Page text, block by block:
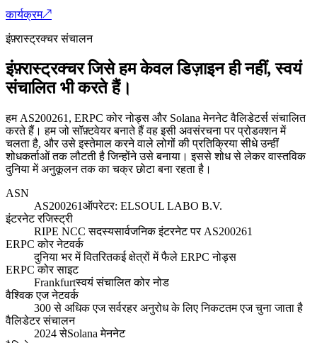
कार्यक्रम↗
इंफ़्रास्ट्रक्चर संचालन
इंफ़्रास्ट्रक्चर जिसे हम केवल डिज़ाइन ही नहीं, स्वयं
संचालित भी करते हैं।
हम AS200261, ERPC कोर नोड्स और Solana मेननेट वैलिडेटर्स संचालित
करते हैं। हम जो सॉफ़्टवेयर बनाते हैं वह इसी अवसंरचना पर प्रोडक्शन में
चलता है, और उसे इस्तेमाल करने वाले लोगों की प्रतिक्रिया सीधे उन्हीं
शोधकर्ताओं तक लौटती है जिन्होंने उसे बनाया। इससे शोध से लेकर वास्तविक
दुनिया में अनुकूलन तक का चक्र छोटा बना रहता है।
ASN
AS200261ऑपरेटर: ELSOUL LABO B.V.
इंटरनेट रजिस्ट्री
RIPE NCC सदस्यसार्वजनिक इंटरनेट पर AS200261
ERPC कोर नेटवर्क
दुनिया भर में वितरितकई क्षेत्रों में फैले ERPC नोड्स
ERPC कोर साइट
Frankfurtस्वयं संचालित कोर नोड
वैश्विक एज नेटवर्क
300 से अधिक एज सर्वरहर अनुरोध के लिए निकटतम एज चुना जाता है
वैलिडेटर संचालन
2024 सेSolana मेननेट